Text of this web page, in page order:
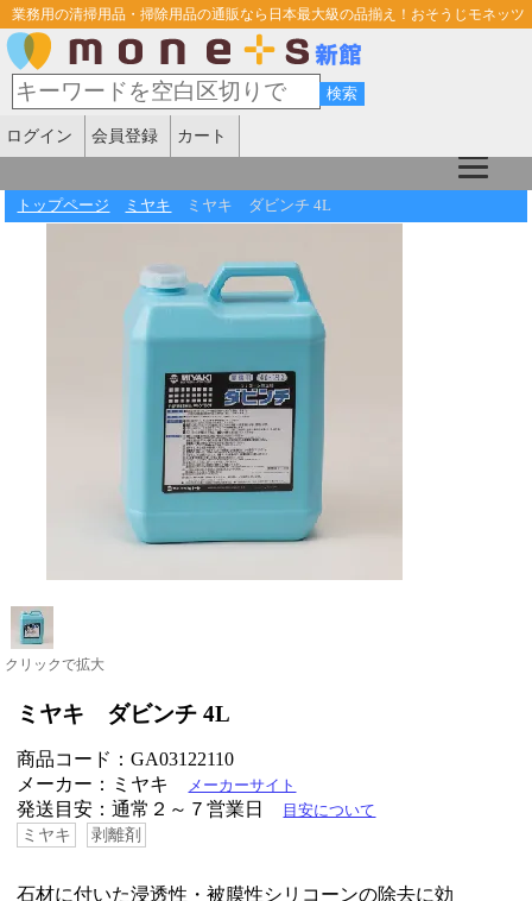
業務用の清掃用品・掃除用品の通販なら日本最大級の品揃え！おそうじモネッツ
ログイン 会員登録 カート
トップページ ミヤキ ミヤキ ダビンチ 4L
クリックで拡大
ミヤキ ダビンチ 4L
商品コード：GA03122110
メーカー：ミヤキ
メーカーサイト
発送目安：通常２～７営業日 目安について
ミヤキ 剥離剤
石材に付いた浸透性・被膜性シリコーンの除去に効